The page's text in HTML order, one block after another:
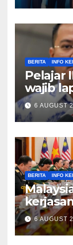
BERITA INFO
Pelajar
wajib
6 AUGUST
BERITA INFO
bidang
AI,
Khaled
6 AUGUST